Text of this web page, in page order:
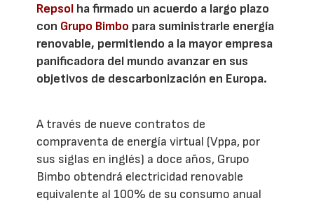
Repsol ha firmado un acuerdo a largo plazo
con Grupo Bimbo para suministrarle energía
renovable, permitiendo a la mayor empresa
panificadora del mundo avanzar en sus
objetivos de descarbonización en Europa.
A través de nueve contratos de
compraventa de energía virtual (Vppa, por
sus siglas en inglés) a doce años, Grupo
Bimbo obtendrá electricidad renovable
equivalente al 100% de su consumo anual